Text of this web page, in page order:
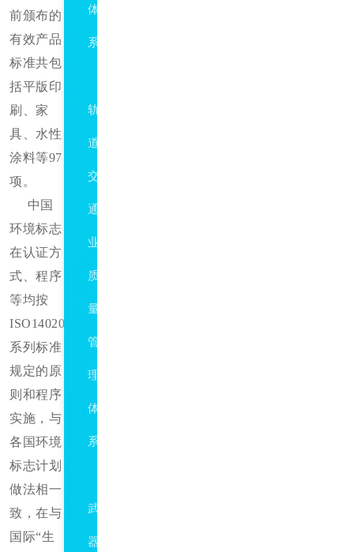
前颁布的
有效产品
标准共包
括平版印
刷、家
具、水性
涂料等97
项。
中国
环境标志
在认证方
式、程序
等均按
ISO14020
系列标准
规定的原
则和程序
实施，与
各国环境
标志计划
做法相一
致，在与
国际“生
体
系
轨
道
交
通
业
质
量
管
理
体
系
武
器